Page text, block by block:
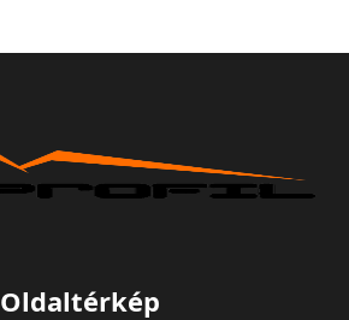
Oldaltérkép